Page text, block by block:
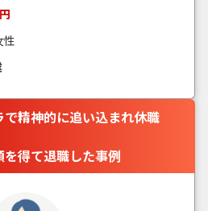
性
で精神的に追い込まれ休職
得て退職した事例